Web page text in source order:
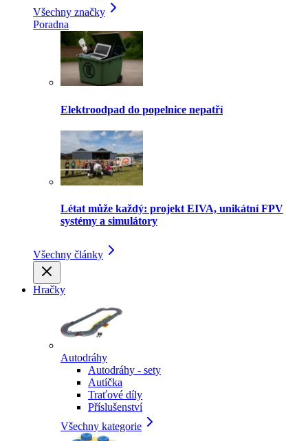
Všechny značky
Poradna
Elektroodpad do popelnice nepatří
Létat může každý: projekt EIVA, unikátní FPV
systémy a simulátory
Všechny články
Hračky
Autodráhy
Autodráhy - sety
Autíčka
Traťové díly
Příslušenství
Všechny kategorie